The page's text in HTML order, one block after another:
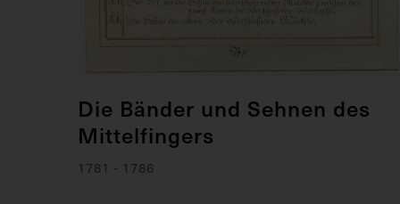
Die Bänder und Sehnen des
Mittelfingers
1781 - 1786